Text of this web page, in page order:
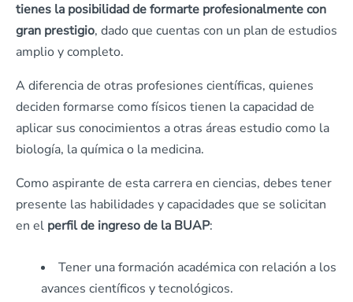
tienes la posibilidad de formarte profesionalmente con
gran prestigio, dado que cuentas con un plan de estudios
amplio y completo.
A diferencia de otras profesiones científicas, quienes
deciden formarse como físicos tienen la capacidad de
aplicar sus conocimientos a otras áreas estudio como la
biología, la química o la medicina.
Como aspirante de esta carrera en ciencias, debes tener
presente las habilidades y capacidades que se solicitan
en el perfil de ingreso de la BUAP:
Tener una formación académica con relación a los
avances científicos y tecnológicos.